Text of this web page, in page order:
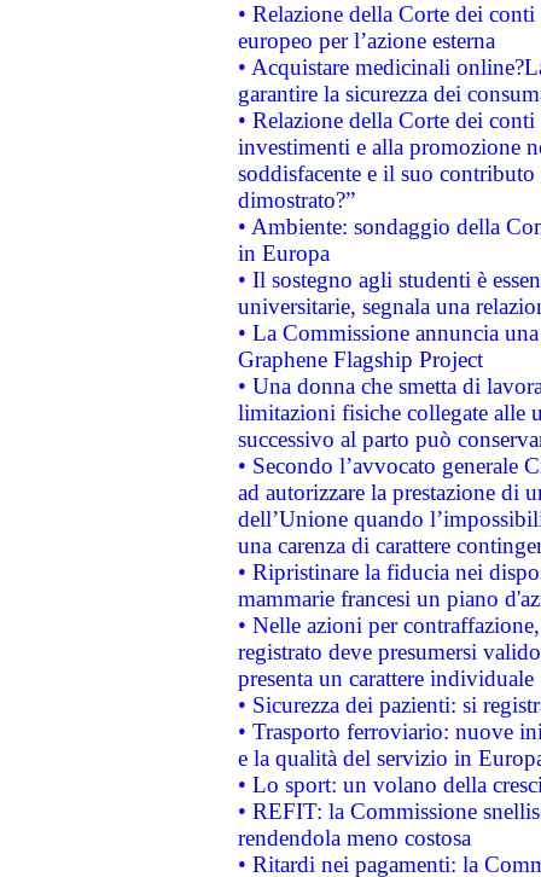
• Relazione della Corte dei
europeo per l’azione esterna
• Acquistare medicinali
garantire la sicurezza dei
• Relazione della Corte dei
investimenti e alla promozione
soddisfacente e il suo
dimostrato?”
• Ambiente: sondaggio della
in Europa
• Il sostegno agli studenti è
universitarie, segnala una
• La Commissione annuncia
Graphene Flagship Project
• Una donna che smetta di
limitazioni fisiche collegate alle
successivo al parto può
• Secondo l’avvocato
ad autorizzare la prestazione di
dell’Unione quando
una carenza di carattere
• Ripristinare la fiducia nei
mammarie francesi un piano
• Nelle azioni per
registrato deve presumersi
presenta un carattere individuale
• Sicurezza dei pazienti: si
• Trasporto ferroviario: nuove
e la qualità del servizio in
• Lo sport: un volano della
• REFIT: la Commissione
rendendola meno costosa
• Ritardi nei pagamenti: la